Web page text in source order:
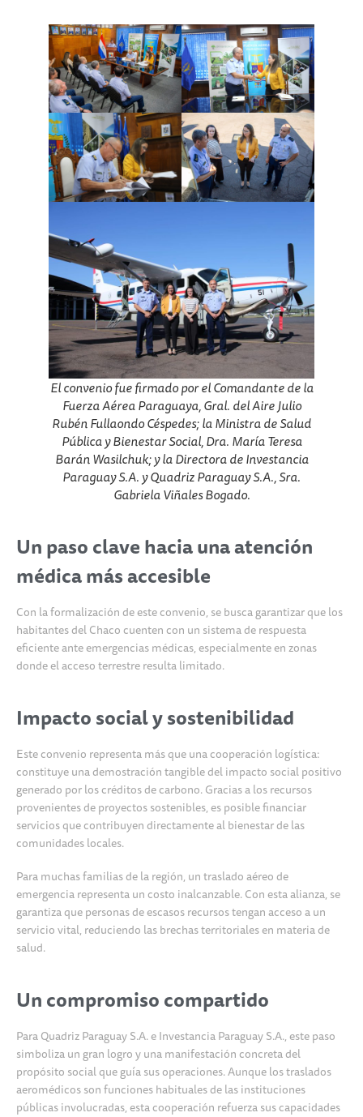
El convenio fue firmado por el Comandante de la
Fuerza Aérea Paraguaya, Gral. del Aire Julio
Rubén Fullaondo Céspedes; la Ministra de Salud
Pública y Bienestar Social, Dra. María Teresa
Barán Wasilchuk; y la Directora de Investancia
Paraguay S.A. y Quadriz Paraguay S.A., Sra.
Gabriela Viñales Bogado.
Un paso clave hacia una atención
médica más accesible
Con la formalización de este convenio, se busca garantizar que los
habitantes del Chaco cuenten con un sistema de respuesta
eficiente ante emergencias médicas, especialmente en zonas
donde el acceso terrestre resulta limitado.
Impacto social y sostenibilidad
Este convenio representa más que una cooperación logística:
constituye una demostración tangible del impacto social positivo
generado por los créditos de carbono. Gracias a los recursos
provenientes de proyectos sostenibles, es posible financiar
servicios que contribuyen directamente al bienestar de las
comunidades locales.
Para muchas familias de la región, un traslado aéreo de
emergencia representa un costo inalcanzable. Con esta alianza, se
garantiza que personas de escasos recursos tengan acceso a un
servicio vital, reduciendo las brechas territoriales en materia de
salud.
Un compromiso compartido
Para Quadriz Paraguay S.A. e Investancia Paraguay S.A., este paso
simboliza un gran logro y una manifestación concreta del
propósito social que guía sus operaciones. Aunque los traslados
aeromédicos son funciones habituales de las instituciones
públicas involucradas, esta cooperación refuerza sus capacidades